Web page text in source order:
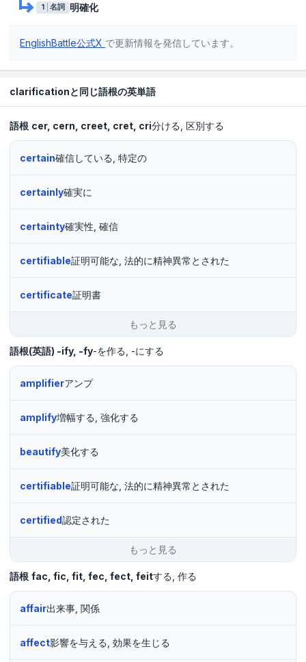
1 名詞 明確化
EnglishBattle公式X で更新情報を発信しています。
clarificationと同じ語根の英単語
語根 cer cern creet cret cri分ける 区別する
certain確信している, 特定の
certainly確実に
certainty確実性, 確信
certifiable証明可能な, 法的に精神異常とされた
certificate証明書
もっと見る
語根(英語) -ify, -fy-を作る -にする
amplifierアンプ
amplify増幅する, 強化する
beautify美化する
certifiable証明可能な, 法的に精神異常とされた
certified認定された
もっと見る
語根 fac fic fit fec fect feitする 作る
affair出来事, 関係
affect影響を与える, 効果を生じる